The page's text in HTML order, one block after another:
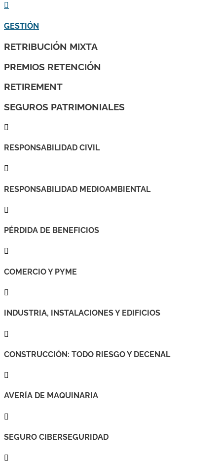

GESTIÓN
RETRIBUCIÓN MIXTA
PREMIOS RETENCIÓN
RETIREMENT
SEGUROS PATRIMONIALES

RESPONSABILIDAD CIVIL

RESPONSABILIDAD MEDIOAMBIENTAL

PÉRDIDA DE BENEFICIOS

COMERCIO Y PYME

INDUSTRIA, INSTALACIONES Y EDIFICIOS

CONSTRUCCIÓN: TODO RIESGO Y DECENAL

AVERÍA DE MAQUINARIA

SEGURO CIBERSEGURIDAD
